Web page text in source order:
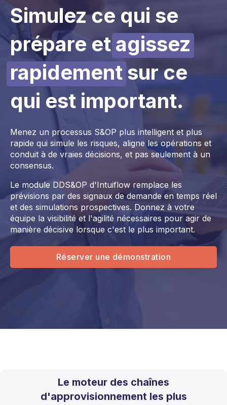
Simulez ce qui se
prépare et agissez
rapidement sur ce
qui est important.
Menez un processus S&OP plus intelligent et plus
rapide qui simule les risques, aligne les opérations et
conduit à de vraies décisions, et pas seulement à un
consensus.
Le module DDS&OP d'Intuiflow remplace les
prévisions par des signaux de demande en temps réel
et des simulations prospectives. Donnez à votre
équipe la visibilité et l'agilité nécessaires pour agir de
manière décisive lorsque c'est le plus important.
Réserver une démonstration
Le moteur des chaînes
d'approvisionnement les plus